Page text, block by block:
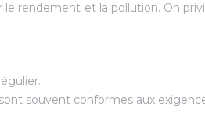
rendement et la pollution. On
souvent conformes aux